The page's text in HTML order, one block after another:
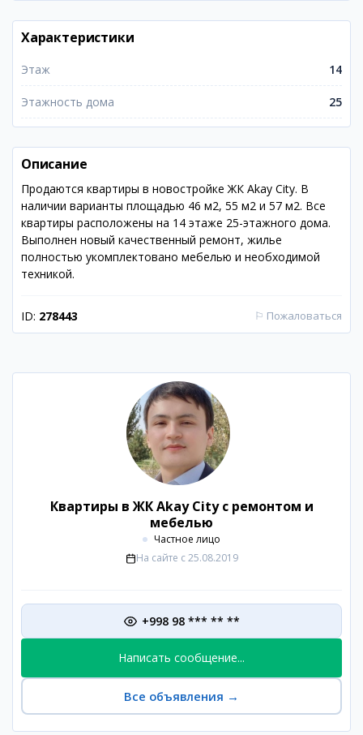
Характеристики
Этаж 14
Этажность дома 25
Описание
Продаются квартиры в новостройке ЖК Akay City. В
наличии варианты площадью 46 м2, 55 м2 и 57 м2. Все
квартиры расположены на 14 этаже 25-этажного дома.
Выполнен новый качественный ремонт, жилье
полностью укомплектовано мебелью и необходимой
техникой.
ID: 278443 ⚐ Пожаловаться
Квартиры в ЖК Akay City с ремонтом и
мебелью
Частное лицо
На сайте с 25.08.2019
+998 98 *** ** **
Написать сообщение...
Все объявления →